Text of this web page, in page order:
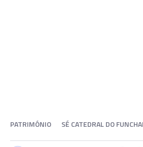
PATRIMÓNIO SÉ CATEDRAL DO